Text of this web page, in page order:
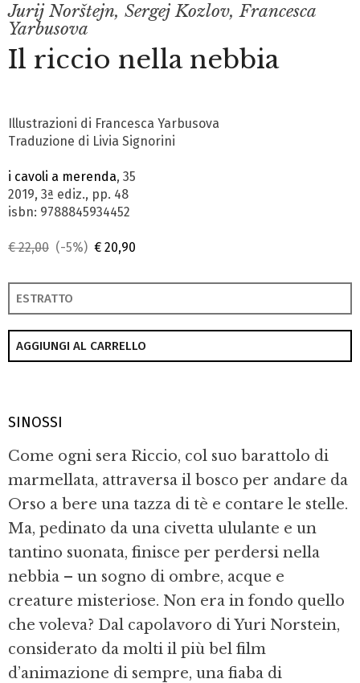
Jurij Norštejn, Sergej Kozlov,Francesca
Yarbusova
Il riccio nella nebbia
Illustrazioni di Francesca Yarbusova
Traduzione di Livia Signorini
i cavoli a merenda, 35
2019, 3ª ediz., pp. 48
isbn: 9788845934452
€ 22,00 (-5%) € 20,90
ESTRATTO
AGGIUNGI AL CARRELLO
SINOSSI
Come ogni sera Riccio, col suo barattolo di
marmellata, attraversa il bosco per andare da
Orso a bere una tazza di tè e contare le stelle.
Ma, pedinato da una civetta ululante e un
tantino suonata, finisce per perdersi nella
nebbia – un sogno di ombre, acque e
creature misteriose. Non era in fondo quello
che voleva? Dal capolavoro di Yuri Norstein,
considerato da molti il più bel film
d’animazione di sempre, una fiaba di